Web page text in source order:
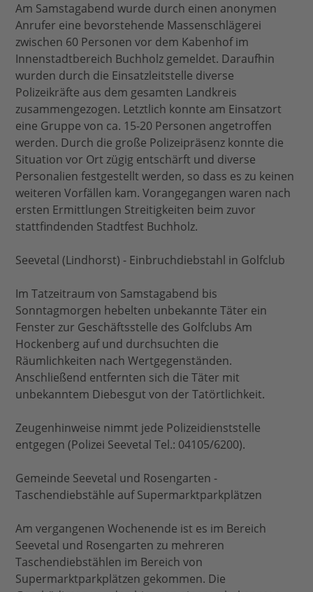
Am Samstagabend wurde durch einen anonymen
Anrufer eine bevorstehende Massenschlägerei
zwischen 60 Personen vor dem Kabenhof im
Innenstadtbereich Buchholz gemeldet. Daraufhin
wurden durch die Einsatzleitstelle diverse
Polizeikräfte aus dem gesamten Landkreis
zusammengezogen. Letztlich konnte am Einsatzort
eine Gruppe von ca. 15-20 Personen angetroffen
werden. Durch die große Polizeipräsenz konnte die
Situation vor Ort zügig entschärft und diverse
Personalien festgestellt werden, so dass es zu keinen
weiteren Vorfällen kam. Vorangegangen waren nach
ersten Ermittlungen Streitigkeiten beim zuvor
stattfindenden Stadtfest Buchholz.
Seevetal (Lindhorst) - Einbruchdiebstahl in Golfclub
Im Tatzeitraum von Samstagabend bis
Sonntagmorgen hebelten unbekannte Täter ein
Fenster zur Geschäftsstelle des Golfclubs Am
Hockenberg auf und durchsuchten die
Räumlichkeiten nach Wertgegenständen.
Anschließend entfernten sich die Täter mit
unbekanntem Diebesgut von der Tatörtlichkeit.
Zeugenhinweise nimmt jede Polizeidienststelle
entgegen (Polizei Seevetal Tel.: 04105/6200).
Gemeinde Seevetal und Rosengarten -
Taschendiebstähle auf Supermarktparkplätzen
Am vergangenen Wochenende ist es im Bereich
Seevetal und Rosengarten zu mehreren
Taschendiebstählen im Bereich von
Supermarktparkplätzen gekommen. Die